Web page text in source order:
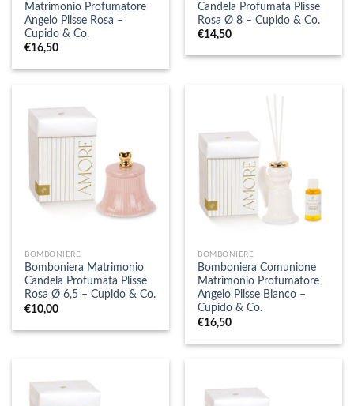
Matrimonio Profumatore
Angelo Plisse Rosa –
Cupido & Co.
€16,50
Candela Profumata Plisse
Rosa Ø 8 – Cupido & Co.
€14,50
BOMBONIERE
Bomboniera Matrimonio
Candela Profumata Plisse
Rosa Ø 6,5 – Cupido & Co.
€10,00
BOMBONIERE
Bomboniera Comunione
Matrimonio Profumatore
Angelo Plisse Bianco –
Cupido & Co.
€16,50